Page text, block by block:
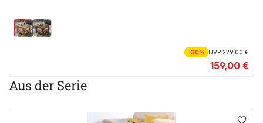
-30% UVP229,00 €
159,00 €
Aus der Serie